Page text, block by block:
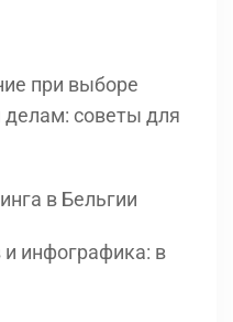
при выборе
советы для
в Бельгии
инфографика: в